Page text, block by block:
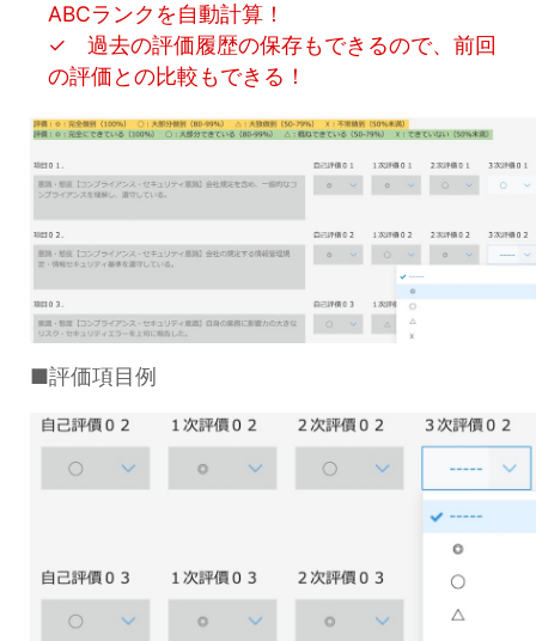
ABCランクを自動計算！
✓ 過去の評価履歴の保存もできるので、前回
の評価との比較もできる！
■評価項目例